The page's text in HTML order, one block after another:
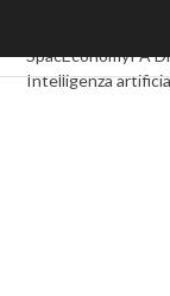
SpacEconomyPA
Intelligenza